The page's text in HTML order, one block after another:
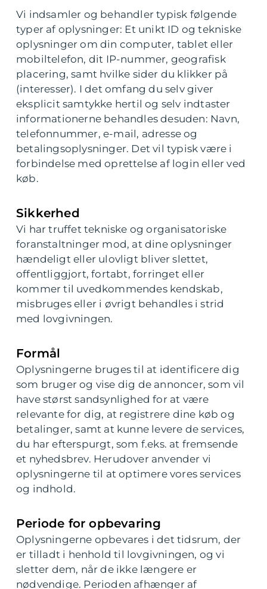
Vi indsamler og behandler typisk følgende
typer af oplysninger: Et unikt ID og tekniske
oplysninger om din computer, tablet eller
mobiltelefon, dit IP-nummer, geografisk
placering, samt hvilke sider du klikker på
(interesser). I det omfang du selv giver
eksplicit samtykke hertil og selv indtaster
informationerne behandles desuden: Navn,
telefonnummer, e-mail, adresse og
betalingsoplysninger. Det vil typisk være i
forbindelse med oprettelse af login eller ved
køb.
Sikkerhed
Vi har truffet tekniske og organisatoriske
foranstaltninger mod, at dine oplysninger
hændeligt eller ulovligt bliver slettet,
offentliggjort, fortabt, forringet eller
kommer til uvedkommendes kendskab,
misbruges eller i øvrigt behandles i strid
med lovgivningen.
Formål
Oplysningerne bruges til at identificere dig
som bruger og vise dig de annoncer, som vil
have størst sandsynlighed for at være
relevante for dig, at registrere dine køb og
betalinger, samt at kunne levere de services,
du har efterspurgt, som f.eks. at fremsende
et nyhedsbrev. Herudover anvender vi
oplysningerne til at optimere vores services
og indhold.
Periode for opbevaring
Oplysningerne opbevares i det tidsrum, der
er tilladt i henhold til lovgivningen, og vi
sletter dem, når de ikke længere er
nødvendige. Perioden afhænger af